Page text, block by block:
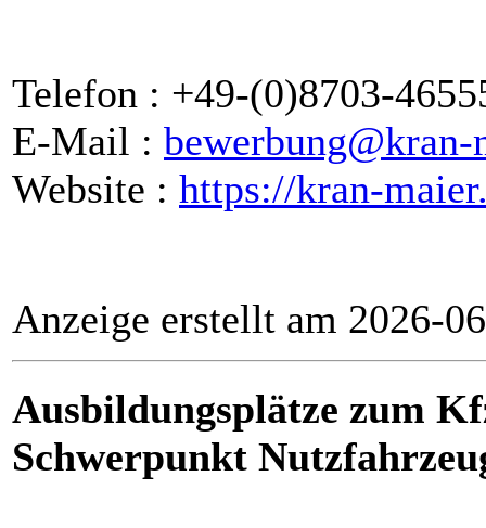
Telefon : +49-(0)8703-
E-Mail : bewerbung@kran-
Website : https://kran-
Anzeige erstellt am 2026-
Ausbildungsplätze zum
Schwerpunkt